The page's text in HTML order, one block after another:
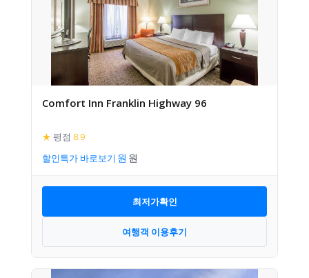
Comfort Inn Franklin Highway 96
★ 평점 8.9
할인특가 바로보기
최저가확인
여행객 이용후기